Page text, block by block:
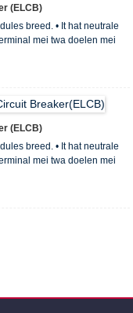
(ELCB)
breed. • It hat neutrale
mei twa doelen mei
maklik de
in ferskaat oan
IEC61009 (EN61009)
(ELCB)
breed. • It hat neutrale
mei twa doelen mei
maklik de
in ferskaat oan